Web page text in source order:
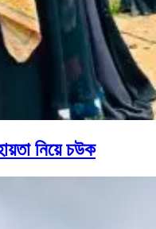
নিয়ে চউক